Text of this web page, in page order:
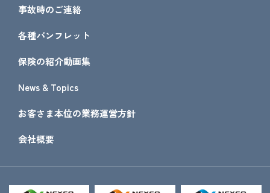
事故時のご連絡
各種パンフレット
保険の紹介動画集
News & Topics
お客さま本位の業務運営方針
会社概要